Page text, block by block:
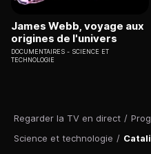
Regarder la TV en direct /
Science et technologie /
James Webb, voyage aux
origines de l'univers
DOCUMENTAIRES
SCIENCE ET
TECHNOLOGIE